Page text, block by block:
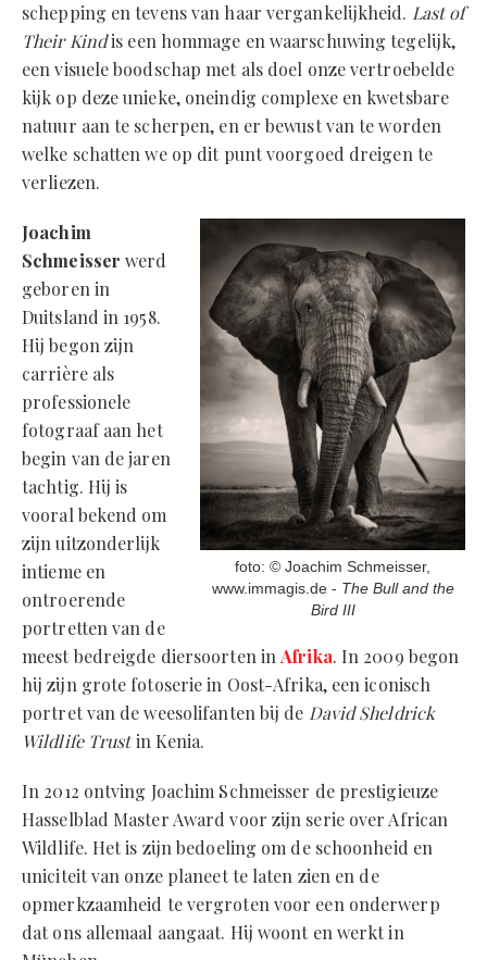
schepping en tevens van haar vergankelijkheid. Last of
Their Kindis een hommage en waarschuwing tegelijk,
een visuele boodschap met als doel onze vertroebelde
kijk op deze unieke, oneindig complexe en kwetsbare
natuur aan te scherpen, en er bewust van te worden
welke schatten we op dit punt voorgoed dreigen te
verliezen.
foto: © Joachim Schmeisser,
www.immagis.de - The Bull and the
Bird III
Joachim
Schmeisser werd
geboren in
Duitsland in 1958.
Hij begon zijn
carrière als
professionele
fotograaf aan het
begin van de jaren
tachtig. Hij is
vooral bekend om
zijn uitzonderlijk
intieme en
ontroerende
portretten van de
meest bedreigde diersoorten inAfrika. In 2009 begon
hij zijn grote fotoserie in Oost-Afrika, een iconisch
portret van de weesolifanten bij de David Sheldrick
Wildlife Trustin Kenia.
In 2012 ontving Joachim Schmeisser de prestigieuze
Hasselblad Master Award voor zijn serie over African
Wildlife. Het is zijn bedoeling om de schoonheid en
uniciteit van onze planeet te laten zien en de
opmerkzaamheid te vergroten voor een onderwerp
dat ons allemaal aangaat. Hij woont en werkt in